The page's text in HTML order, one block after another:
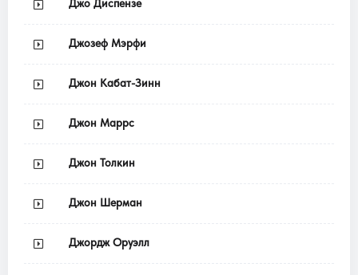
Джо Диспензе
Джозеф Мэрфи
Джон Кабат-Зинн
Джон Маррс
Джон Толкин
Джон Шерман
Джордж Оруэлл